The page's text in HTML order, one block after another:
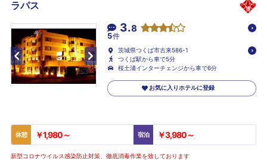
ラパス
3.8
5件
茨城県つくば市古来586-1
つくば駅から車で5分
桜土浦インターチェンジから車で6分
お気に入りホテルに登録
休憩 ￥1,980～ 宿泊 ￥3,980～
新型コロナウイルス感染防止対策、徹底消毒作業を致しております